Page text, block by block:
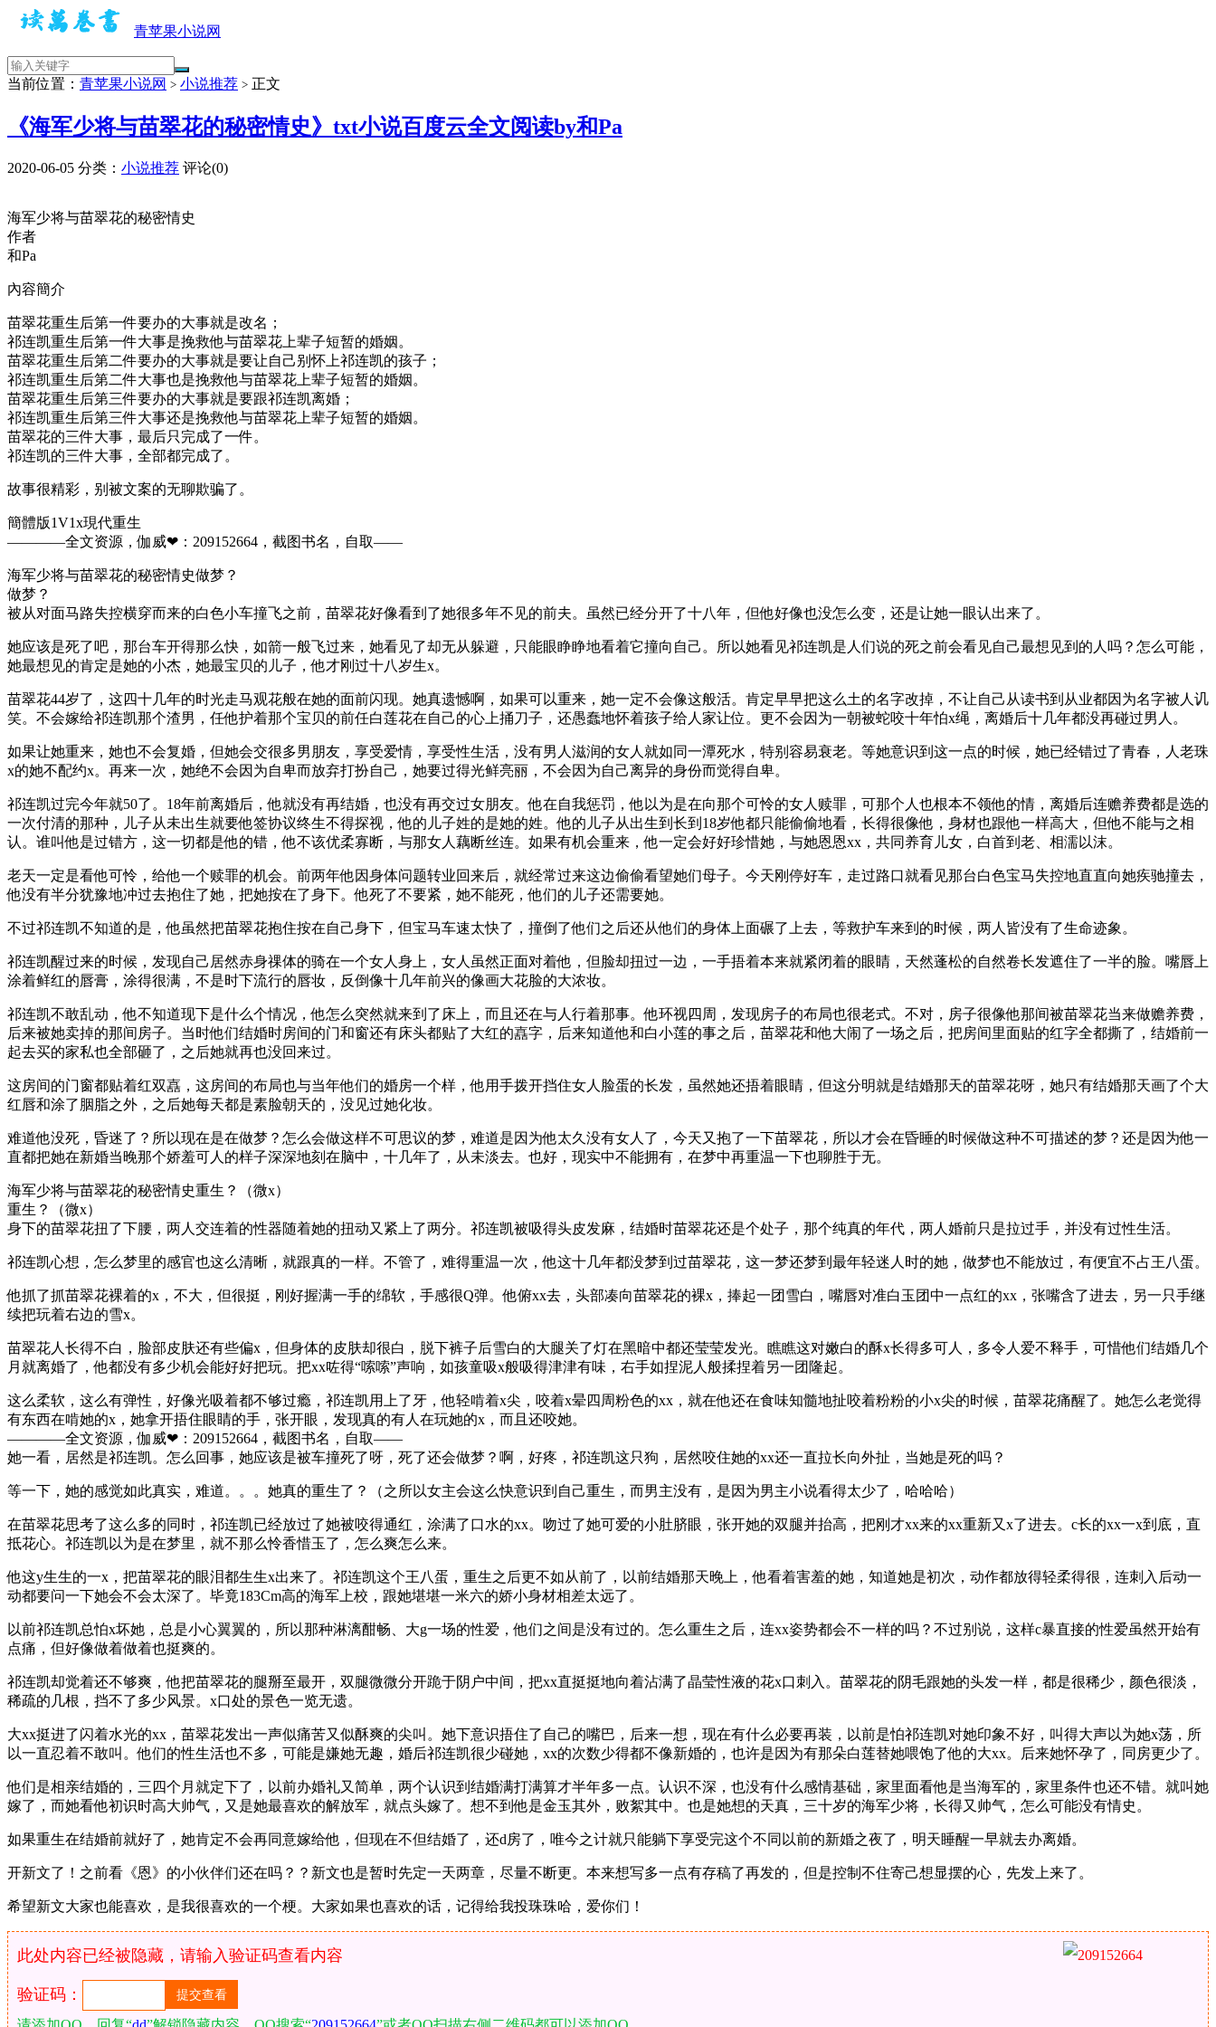
青苹果小说网
当前位置： 青苹果小说网 > 小说推荐 > 正文
《海军少将与苗翠花的秘密情史》txt小说百度云全文阅读by和Pa
2020-06-05 分类： 小说推荐 评论(0)
海军少将与苗翠花的秘密情史
作者
和Pa
內容簡介
苗翠花重生后第一件要办的大事就是改名；
祁连凯重生后第一件大事是挽救他与苗翠花上辈子短暂的婚姻。
苗翠花重生后第二件要办的大事就是要让自己别怀上祁连凯的孩子；
祁连凯重生后第二件大事也是挽救他与苗翠花上辈子短暂的婚姻。
苗翠花重生后第三件要办的大事就是要跟祁连凯离婚；
祁连凯重生后第三件大事还是挽救他与苗翠花上辈子短暂的婚姻。
苗翠花的三件大事，最后只完成了一件。
祁连凯的三件大事，全部都完成了。
故事很精彩，别被文案的无聊欺骗了。
簡體版1V1x現代重生
————全文资源，伽威❤：209152664，截图书名，自取——​​​​​​​​​​​​
海军少将与苗翠花的秘密情史做梦？
做梦？
被从对面马路失控横穿而来的白色小车撞飞之前，苗翠花好像看到了她很多年不见的前夫。虽然已经分开了十八年，但他好像也没怎么变，还是让她一眼认出来了。
她应该是死了吧，那台车开得那么快，如箭一般飞过来，她看见了却无从躲避，只能眼睁睁地看着它撞向自己。所以她看见祁连凯是人们说的死之前会看见自己最想见到的人吗？怎么可能，
她最想见的肯定是她的小杰，她最宝贝的儿子，他才刚过十八岁生x。
苗翠花44岁了，这四十几年的时光走马观花般在她的面前闪现。她真遗憾啊，如果可以重来，她一定不会像这般活。肯定早早把这么土的名字改掉，不让自己从读书到从业都因为名字被人讥
笑。不会嫁给祁连凯那个渣男，任他护着那个宝贝的前任白莲花在自己的心上捅刀子，还愚蠢地怀着孩子给人家让位。更不会因为一朝被蛇咬十年怕x绳，离婚后十几年都没再碰过男人。
如果让她重来，她也不会复婚，但她会交很多男朋友，享受爱情，享受性生活，没有男人滋润的女人就如同一潭死水，特别容易衰老。等她意识到这一点的时候，她已经错过了青春，人老珠
x的她不配约x。再来一次，她绝不会因为自卑而放弃打扮自己，她要过得光鲜亮丽，不会因为自己离异的身份而觉得自卑。
祁连凯过完今年就50了。18年前离婚后，他就没有再结婚，也没有再交过女朋友。他在自我惩罚，他以为是在向那个可怜的女人赎罪，可那个人也根本不领他的情，离婚后连赡养费都是选的
一次付清的那种，儿子从未出生就要他签协议终生不得探视，他的儿子姓的是她的姓。他的儿子从出生到长到18岁他都只能偷偷地看，长得很像他，身材也跟他一样高大，但他不能与之相
认。谁叫他是过错方，这一切都是他的错，他不该优柔寡断，与那女人藕断丝连。如果有机会重来，他一定会好好珍惜她，与她恩恩xx，共同养育儿女，白首到老、相濡以沫。
老天一定是看他可怜，给他一个赎罪的机会。前两年他因身体问题转业回来后，就经常过来这边偷偷看望她们母子。今天刚停好车，走过路口就看见那台白色宝马失控地直直向她疾驰撞去，
他没有半分犹豫地冲过去抱住了她，把她按在了身下。他死了不要紧，她不能死，他们的儿子还需要她。
不过祁连凯不知道的是，他虽然把苗翠花抱住按在自己身下，但宝马车速太快了，撞倒了他们之后还从他们的身体上面碾了上去，等救护车来到的时候，两人皆没有了生命迹象。
祁连凯醒过来的时候，发现自己居然赤身祼体的骑在一个女人身上，女人虽然正面对着他，但脸却扭过一边，一手捂着本来就紧闭着的眼睛，天然蓬松的自然卷长发遮住了一半的脸。嘴唇上
涂着鲜红的唇膏，涂得很满，不是时下流行的唇妆，反倒像十几年前兴的像画大花脸的大浓妆。
祁连凯不敢乱动，他不知道现下是什么个情况，他怎么突然就来到了床上，而且还在与人行着那事。他环视四周，发现房子的布局也很老式。不对，房子很像他那间被苗翠花当来做赡养费，
后来被她卖掉的那间房子。当时他们结婚时房间的门和窗还有床头都贴了大红的嚞字，后来知道他和白小莲的事之后，苗翠花和他大闹了一场之后，把房间里面贴的红字全都撕了，结婚前一
起去买的家私也全部砸了，之后她就再也没回来过。
这房间的门窗都贴着红双嚞，这房间的布局也与当年他们的婚房一个样，他用手拨开挡住女人脸蛋的长发，虽然她还捂着眼睛，但这分明就是结婚那天的苗翠花呀，她只有结婚那天画了个大
红唇和涂了胭脂之外，之后她每天都是素脸朝天的，没见过她化妆。
难道他没死，昏迷了？所以现在是在做梦？怎么会做这样不可思议的梦，难道是因为他太久没有女人了，今天又抱了一下苗翠花，所以才会在昏睡的时候做这种不可描述的梦？还是因为他一
直都把她在新婚当晚那个娇羞可人的样子深深地刻在脑中，十几年了，从未淡去。也好，现实中不能拥有，在梦中再重温一下也聊胜于无。
海军少将与苗翠花的秘密情史重生？（微x）
重生？（微x）
身下的苗翠花扭了下腰，两人交连着的性器随着她的扭动又紧上了两分。祁连凯被吸得头皮发麻，结婚时苗翠花还是个处子，那个纯真的年代，两人婚前只是拉过手，并没有过性生活。
祁连凯心想，怎么梦里的感官也这么清晰，就跟真的一样。不管了，难得重温一次，他这十几年都没梦到过苗翠花，这一梦还梦到最年轻迷人时的她，做梦也不能放过，有便宜不占王八蛋。
他抓了抓苗翠花裸着的x，不大，但很挺，刚好握满一手的绵软，手感很Q弹。他俯xx去，头部凑向苗翠花的裸x，捧起一团雪白，嘴唇对准白玉团中一点红的xx，张嘴含了进去，另一只手继
续把玩着右边的雪x。
苗翠花人长得不白，脸部皮肤还有些偏x，但身体的皮肤却很白，脱下裤子后雪白的大腿关了灯在黑暗中都还莹莹发光。瞧瞧这对嫩白的酥x长得多可人，多令人爱不释手，可惜他们结婚几个
月就离婚了，他都没有多少机会能好好把玩。把xx咗得“嗦嗦”声响，如孩童吸x般吸得津津有味，右手如捏泥人般揉捏着另一团隆起。
这么柔软，这么有弹性，好像光吸着都不够过瘾，祁连凯用上了牙，他轻啃着x尖，咬着x晕四周粉色的xx，就在他还在食味知髓地扯咬着粉粉的小x尖的时候，苗翠花痛醒了。她怎么老觉得
有东西在啃她的x，她拿开捂住眼睛的手，张开眼，发现真的有人在玩她的x，而且还咬她。
————全文资源，伽威❤：209152664，截图书名，自取——​​​​​​​​​​​​
她一看，居然是祁连凯。怎么回事，她应该是被车撞死了呀，死了还会做梦？啊，好疼，祁连凯这只狗，居然咬住她的xx还一直拉长向外扯，当她是死的吗？
等一下，她的感觉如此真实，难道。。。她真的重生了？（之所以女主会这么快意识到自己重生，而男主没有，是因为男主小说看得太少了，哈哈哈）
在苗翠花思考了这么多的同时，祁连凯已经放过了她被咬得通红，涂满了口水的xx。吻过了她可爱的小肚脐眼，张开她的双腿并抬高，把刚才xx来的xx重新又x了进去。c长的xx一x到底，直
抵花心。祁连凯以为是在梦里，就不那么怜香惜玉了，怎么爽怎么来。
他这y生生的一x，把苗翠花的眼泪都生生x出来了。祁连凯这个王八蛋，重生之后更不如从前了，以前结婚那天晚上，他看着害羞的她，知道她是初次，动作都放得轻柔得很，连刺入后动一
动都要问一下她会不会太深了。毕竟183Cm高的海军上校，跟她堪堪一米六的娇小身材相差太远了。
以前祁连凯总怕x坏她，总是小心翼翼的，所以那种淋漓酣畅、大g一场的性爱，他们之间是没有过的。怎么重生之后，连xx姿势都会不一样的吗？不过别说，这样c暴直接的性爱虽然开始有
点痛，但好像做着做着也挺爽的。
祁连凯却觉着还不够爽，他把苗翠花的腿掰至最开，双腿微微分开跪于阴户中间，把xx直挺挺地向着沾满了晶莹性液的花x口刺入。苗翠花的阴毛跟她的头发一样，都是很稀少，颜色很淡，
稀疏的几根，挡不了多少风景。x口处的景色一览无遗。
大xx挺进了闪着水光的xx，苗翠花发出一声似痛苦又似酥爽的尖叫。她下意识捂住了自己的嘴巴，后来一想，现在有什么必要再装，以前是怕祁连凯对她印象不好，叫得大声以为她x荡，所
以一直忍着不敢叫。他们的性生活也不多，可能是嫌她无趣，婚后祁连凯很少碰她，xx的次数少得都不像新婚的，也许是因为有那朵白莲替她喂饱了他的大xx。后来她怀孕了，同房更少了。
他们是相亲结婚的，三四个月就定下了，以前办婚礼又简单，两个认识到结婚满打满算才半年多一点。认识不深，也没有什么感情基础，家里面看他是当海军的，家里条件也还不错。就叫她
嫁了，而她看他初识时高大帅气，又是她最喜欢的解放军，就点头嫁了。想不到他是金玉其外，败絮其中。也是她想的天真，三十岁的海军少将，长得又帅气，怎么可能没有情史。
如果重生在结婚前就好了，她肯定不会再同意嫁给他，但现在不但结婚了，还d房了，唯今之计就只能躺下享受完这个不同以前的新婚之夜了，明天睡醒一早就去办离婚。
开新文了！之前看《恩》的小伙伴们还在吗？？新文也是暂时先定一天两章，尽量不断更。本来想写多一点有存稿了再发的，但是控制不住寄己想显摆的心，先发上来了。
希望新文大家也能喜欢，是我很喜欢的一个梗。大家如果也喜欢的话，记得给我投珠珠哈，爱你们！
此处内容已经被隐藏，请输入验证码查看内容
验证码：